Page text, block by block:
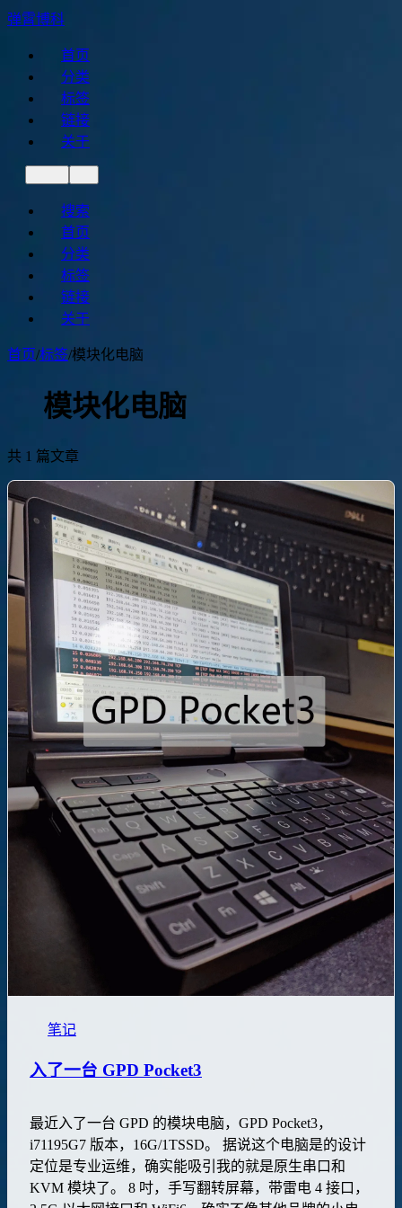
弹霄博科
首页
分类
标签
链接
关于
搜索
首页
分类
标签
链接
关于
首页/标签/模块化电脑
模块化电脑
共 1 篇文章
笔记
入了一台 GPD Pocket3
最近入了一台 GPD 的模块电脑，GPD Pocket3，
i71195G7 版本，16G/1TSSD。 据说这个电脑是的设计
定位是专业运维，确实能吸引我的就是原生串口和
KVM 模块了。 8 吋，手写翻转屏幕，带雷电 4 接口，